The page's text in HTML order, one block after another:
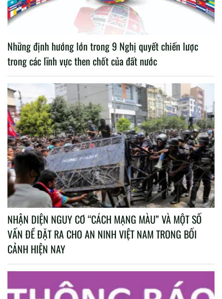
Những định hướng lớn trong 9 Nghị quyết chiến lược
trong các lĩnh vực then chốt của đất nước
NHẬN DIỆN NGUY CƠ “CÁCH MẠNG MÀU” VÀ MỘT SỐ
VẤN ĐỀ ĐẶT RA CHO AN NINH VIỆT NAM TRONG BỐI
CẢNH HIỆN NAY